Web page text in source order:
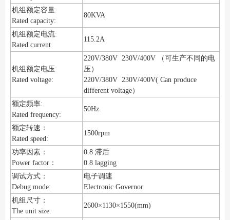
机组额定容量:
Rated capacity:
80KVA
机组额定电流:
Rated current
115.2A
机组额定电压:
Rated voltage:
220V/380V 230V/400V （可生产不同的电
压）
220V/380V 230V/400V( Can produce
different voltage）
额定频率:
Rated frequency:
50Hz
额定转速：
Rated speed:
1500rpm
功率因素：
Power factor：
0.8 滞后
0.8 lagging
调试方式：
Debug mode:
电子调速
Electronic Governor
机组尺寸：
The unit size:
2600×1130×1550(mm)